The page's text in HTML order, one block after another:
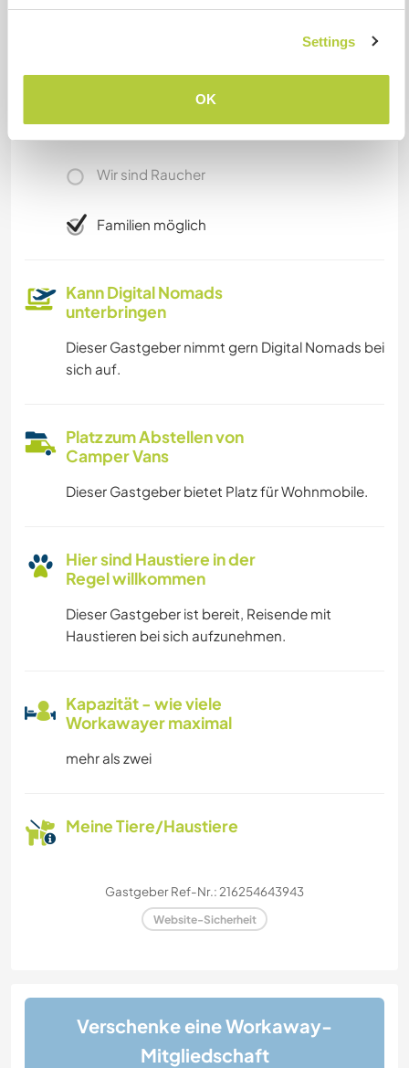
Settings
OK
Eingeschränkter Internet Zugang
Wir besitzen Tiere
Wir sind Raucher
Familien möglich
Kann Digital Nomads
unterbringen
Dieser Gastgeber nimmt gern Digital Nomads bei
sich auf.
Platz zum Abstellen von
Camper Vans
Dieser Gastgeber bietet Platz für Wohnmobile.
Hier sind Haustiere in der
Regel willkommen
Dieser Gastgeber ist bereit, Reisende mit
Haustieren bei sich aufzunehmen.
Kapazität - wie viele
Workawayer maximal
mehr als zwei
Meine Tiere/Haustiere
Gastgeber Ref-Nr.: 216254643943
Website-Sicherheit
Verschenke eine Workaway-
Mitgliedschaft